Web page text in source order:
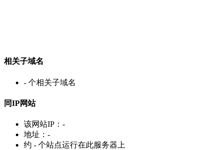
相关子域名
- 个相关子域名
同IP网站
该网站IP： -
地址： -
约 - 个站点运行在此服务器上